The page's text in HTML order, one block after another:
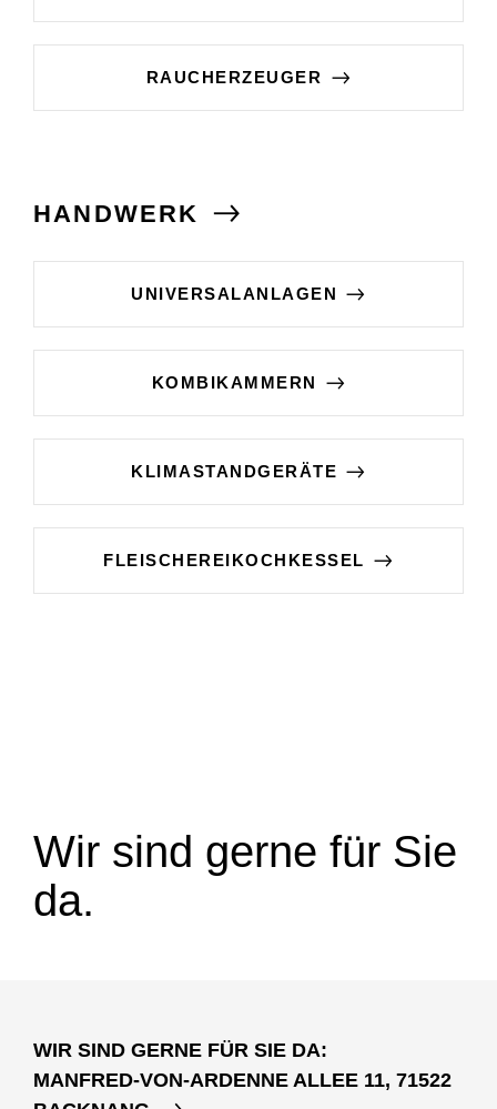
RAUCHERZEUGER
HANDWERK
UNIVERSALANLAGEN
KOMBIKAMMERN
KLIMASTANDGERÄTE
FLEISCHEREIKOCHKESSEL
Wir sind gerne für Sie
da.
WIR SIND GERNE FÜR SIE DA:
MANFRED-VON-ARDENNE ALLEE 11, 71522